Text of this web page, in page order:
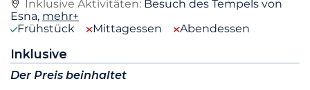
Inklusive Aktivitäten: Besuch des Tempels von
Esna, mehr+
Frühstück
Mittagessen Abendessen
Inklusive
Der Preis beinhaltet